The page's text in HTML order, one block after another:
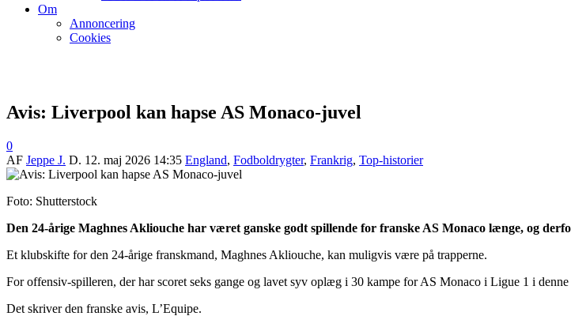
Om
Annoncering
Cookies
Avis: Liverpool kan hapse AS Monaco-juvel
0
AF Jeppe J. D. 12. maj 2026 14:35 England, Fodboldrygter, Frankrig, Top-historier
Foto: Shutterstock
Den 24-årige Maghnes Akliouche har været ganske godt spillende for franske AS Monaco længe, og
Et klubskifte for den 24-årige franskmand, Maghnes Akliouche, kan muligvis være på trapperne.
For offensiv-spilleren, der har scoret seks gange og lavet syv oplæg i 30 kampe for AS Monaco i Ligue 1 i
Det skriver den franske avis, L’Equipe.